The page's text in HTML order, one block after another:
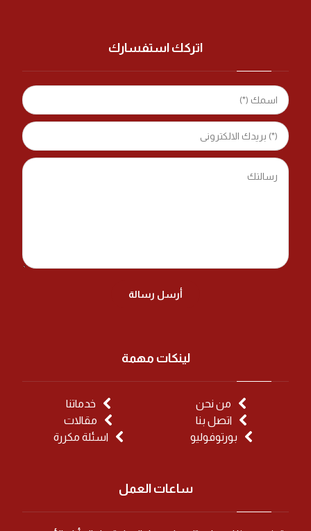
اتركك استفسارك
أرسل رسالة
لينكات مهمة
من نحن
خدماتنا
اتصل بنا
مقالات
بورتوفوليو
اسئلة مكررة
ساعات العمل